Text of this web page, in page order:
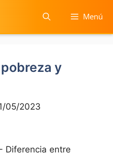
Menú
y
05/2023
- Diferencia entre